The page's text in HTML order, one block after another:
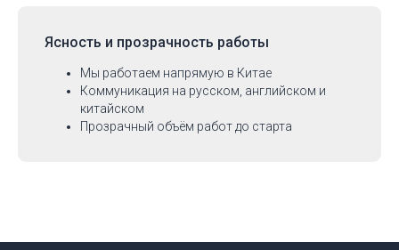
Ясность и прозрачность работы
Мы работаем напрямую в Китае
Коммуникация на русском, английском и
китайском
Прозрачный объём работ до старта